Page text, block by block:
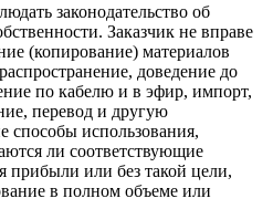
законодательство об
Заказчик не вправе
(копирование) материалов
доведение до
по кабелю и в эфир, импорт,
перевод и другую
способы использования,
ли соответствующие
прибыли или без такой цели,
в полном объеме или